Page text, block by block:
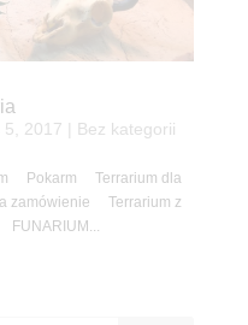
5, 2017 | Bez kategorii
Pokarm Terrarium dla
zamówienie Terrarium z